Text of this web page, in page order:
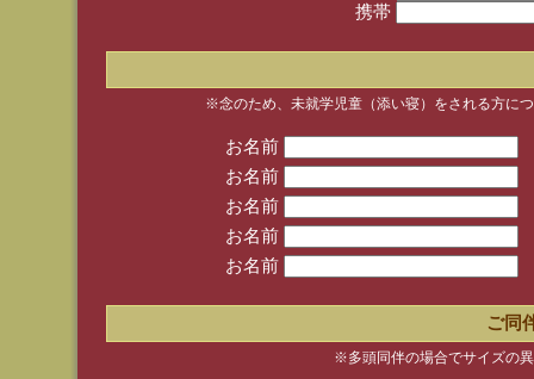
携帯
※念のため、未就学児童（添い寝）をされる方に
お名前
お名前
お名前
お名前
お名前
ご同
※多頭同伴の場合でサイズの